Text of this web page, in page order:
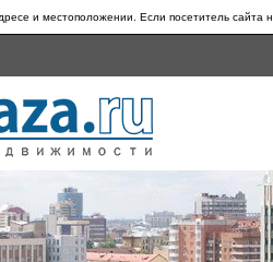
и местоположении. Если посетитель сайта